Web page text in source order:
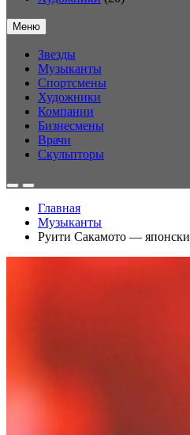
Меню
Звезды
Музыканты
Спортсмены
Художники
Компании
Бизнесмены
Врачи
Скульпторы
Главная
Музыканты
Руити Сакамото —